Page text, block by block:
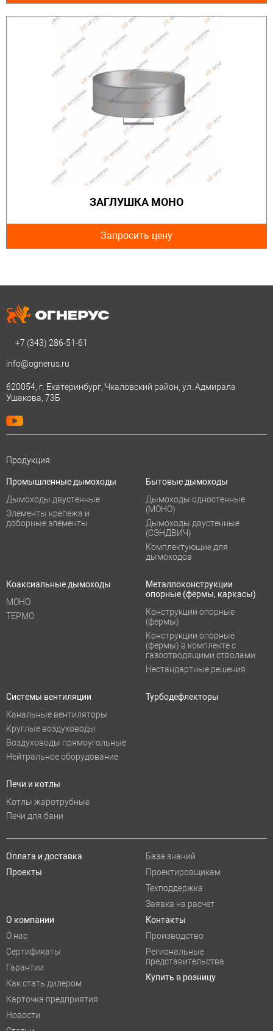
ЗАГЛУШКА МОНО
Запросить цену
+7 (343) 286-51-61
info@ognerus.ru
620054, г. Екатеринбург, Чкаловский район, ул. Адмирала
Ушакова, 73Б
Продукция:
Промышленные дымоходы
Дымоходы двустенные
Элементы крепежа и
доборные элементы
Бытовые дымоходы
Дымоходы одностенные
(МОНО)
Дымоходы двустенные
(СЭНДВИЧ)
Комплектующие для
дымоходов
Коаксиальные дымоходы
МОНО
ТЕРМО
Металлоконструкции
опорные (фермы, каркасы)
Конструкции опорные
(фермы)
Конструкции опорные
(фермы) в комплекте с
газоотводящими стволами
Нестандартные решения
Системы вентиляции
Канальные вентиляторы
Круглые воздуховоды
Воздуховоды прямоугольные
Нейтральное оборудование
Турбодефлекторы
Печи и котлы
Котлы жаротрубные
Печи для бани
Оплата и доставка
Проекты
База знаний
Проектировщикам
Техподдержка
Заявка на расчет
О компании
О нас
Сертификаты
Гарантии
Как стать дилером
Карточка предприятия
Новости
Контакты
Производство
Региональные
представительства
Купить в розницу